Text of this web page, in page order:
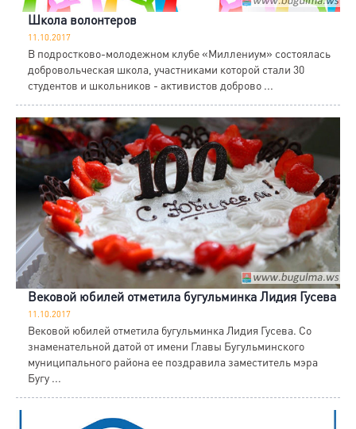
Школа волонтеров
11.10.2017
В подростково-молодежном клубе «Миллениум» состоялась
добровольческая школа, участниками которой стали 30
студентов и школьников - активистов доброво ...
Вековой юбилей отметила бугульминка Лидия Гусева
11.10.2017
Вековой юбилей отметила бугульминка Лидия Гусева. Со
знаменательной датой от имени Главы Бугульминского
муниципального района ее поздравила заместитель мэра
Бугу ...